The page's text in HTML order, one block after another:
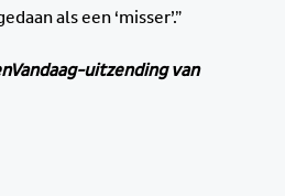
als een ‘misser’.”
uitzending van